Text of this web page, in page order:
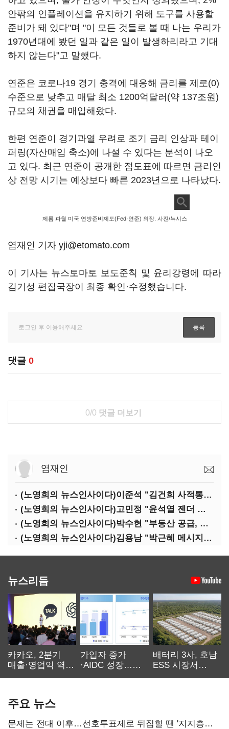
안팎의 인플레이션을 유지하기 위해 도구를 사용할
준비가 돼 있다"며 "이 모든 것들로 볼 때 나는 우리가
1970년대에 봤던 일과 같은 일이 발생하리라고 기대
하지 않는다"고 말했다.
연준은 코로나19 경기 충격에 대응해 금리를 제로(0)
수준으로 낮추고 매달 최소 1200억달러(약 137조원)
규모의 채권을 매입해왔다.
한편 연준이 경기과열 우려로 조기 금리 인상과 테이
퍼링(자산매입 축소)에 나설 수 있다는 분석이 나오
고 있다. 최근 연준이 공개한 점도표에 따르면 금리인
상 전망 시기는 예상보다 빠른 2023년으로 나타났다.
제롬 파월 미국 연방준비제도(Fed·연준) 의장. 사진/뉴시스
염재인 기자 yji@etomato.com
이 기사는 뉴스토마토 보도준칙 및 윤리강령에 따라
김기성 편집국장이 최종 확인·수정했습니다.
댓글 0
0/0 댓글 더보기
염재인
(노영희의 뉴스인사이다)이준석 "김건희 사적통화, '김지은 2차 가해' 성립 안 돼"
(노영희의 뉴스인사이다)고민정 "윤석열 젠더 갈라치기…갈등 불씨가 지지율 자양분"
(노영희의 뉴스인사이다)박수현 "부동산 공급, 역대 정부에 뒤지지 않아"
(노영희의 뉴스인사이다)김용남 "박근혜 메시지, '정권교체 필요성' 강조할 듯"
뉴스리듬
카카오, 2분기
매출·영업익 역대
가입자 증가
·AIDC 성장…
배터리 3사, 호남
ESS 시장서
주요 뉴스
문제는 전대 이후…선호투표제로 뒤집힐 땐 '지지층